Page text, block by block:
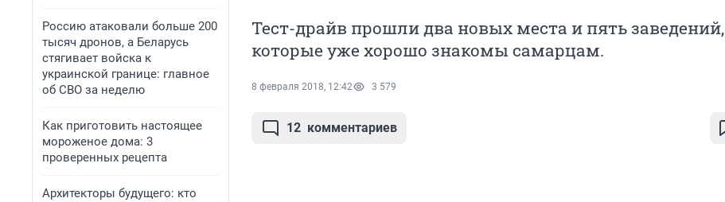
Россию атаковали больше 200
тысяч дронов, а Беларусь
стягивает войска к
украинской границе: главное
об СВО за неделю
Как приготовить настоящее
мороженое дома: 3
проверенных рецепта
Архитекторы будущего: кто
Тест-драйв прошли два новых места и пять заведений,
которые уже хорошо знакомы самарцам.
8 февраля 2018, 12:42 3 579
12 комментариев